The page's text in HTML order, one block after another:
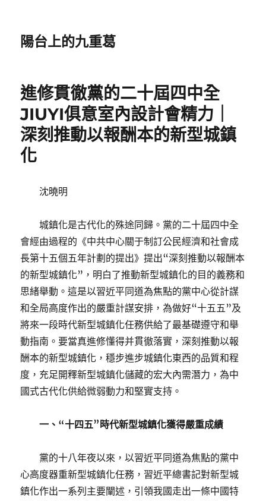
陽台上的九重葛
進修貫徹黨的二十屆四中全
JIUYI俱意室內設計會精力｜
深刻推動以報酬本的新型城鎮
化
沈曉明
城鎮化是古代化的殊途同歸。黨的二十屆四中全
會經由過程的《中共中心關于制訂公民經濟和社會成
長第十五個五年計劃的提出》提出“深刻推動以報酬本
的新型城鎮化”，明白了推動新型城鎮化的目的義務和
思緒舉動。這是以習近平同道為焦點的黨中心從計謀
和全局高度作出的嚴重計謀安排，為做好“十五五”及
將來一段時代新型城鎮化任務供給了最基礎遵守和舉
動指南。要當真進修懂得并貫徹落實，深刻推動以報
酬本的新型城鎮化，穩步進步城鎮化東西的品質和程
度，充足開釋新型城鎮化儲藏的宏大內需潛力，為中
國式古代化供給微弱動力和堅實支持。
一、“十四五”時代新型城鎮化獲得嚴重成績
黨的十八年夜以來，以習近平同道為焦點的黨中
心高度器重新型城鎮化任務，習近平總書記對新型城
鎮化作出一系列主要闡述，引領我國走出一條中國特